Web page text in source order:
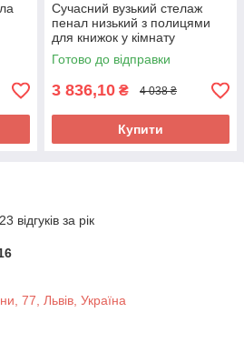
Сучасний вузький стелаж
пенал низький з полицями
для книжок у кімнату
вітальню зал Фокус Сокме
дуб артизан
Готово до відправки
3 836,10 ₴ 4 038 ₴
Купити
відгуків за рік
77, Львів, Україна